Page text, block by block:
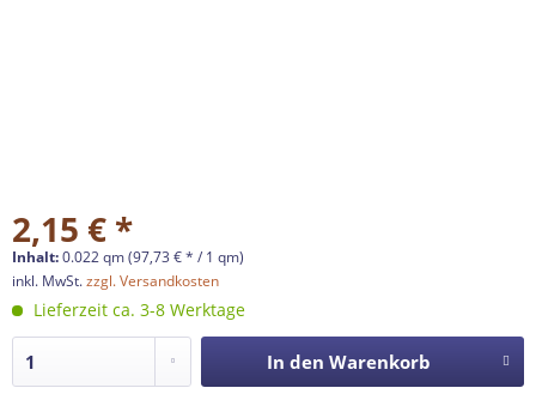
2,15 € *
Inhalt:0.022 qm (97,73 € * / 1 qm)
inkl. MwSt.zzgl. Versandkosten
Lieferzeit ca. 3-8 Werktage
In den Warenkorb